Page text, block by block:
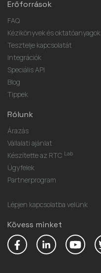
Erőforrások
FAQ
Kézikönyvek és oktatóanyagok
Tesztelje kapcsolatát
Integrációk
Speciális API
Blog
Tippek
Rólunk
Árazás
Vállalati ajánlat
Készítette az RTC Lab
Ügyfelek
Partnerprogram
Lépjen kapcsolatba velünk
Kövess minket